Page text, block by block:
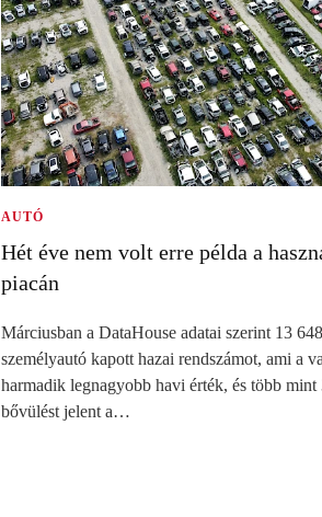
AUTÓ
Hét éve nem volt erre példa a
piacán
Márciusban a DataHouse adatai szerint 13
személyautó kapott hazai rendszámot, ami a
harmadik legnagyobb havi érték, és több mint
bővülést jelent a…